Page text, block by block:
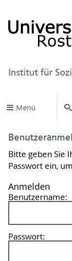
Institut für
Menü
Bitte geben Sie
Passwort ein,
Anmelden
Benutzername:
Passwort: